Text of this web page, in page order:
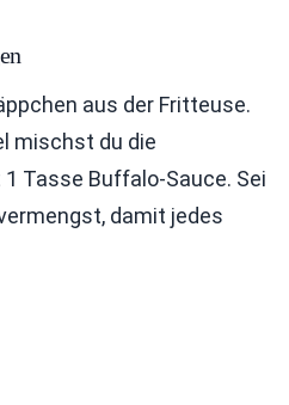
aus der Fritteuse.
mischst du die
Tasse Buffalo-Sauce. Sei
damit jedes